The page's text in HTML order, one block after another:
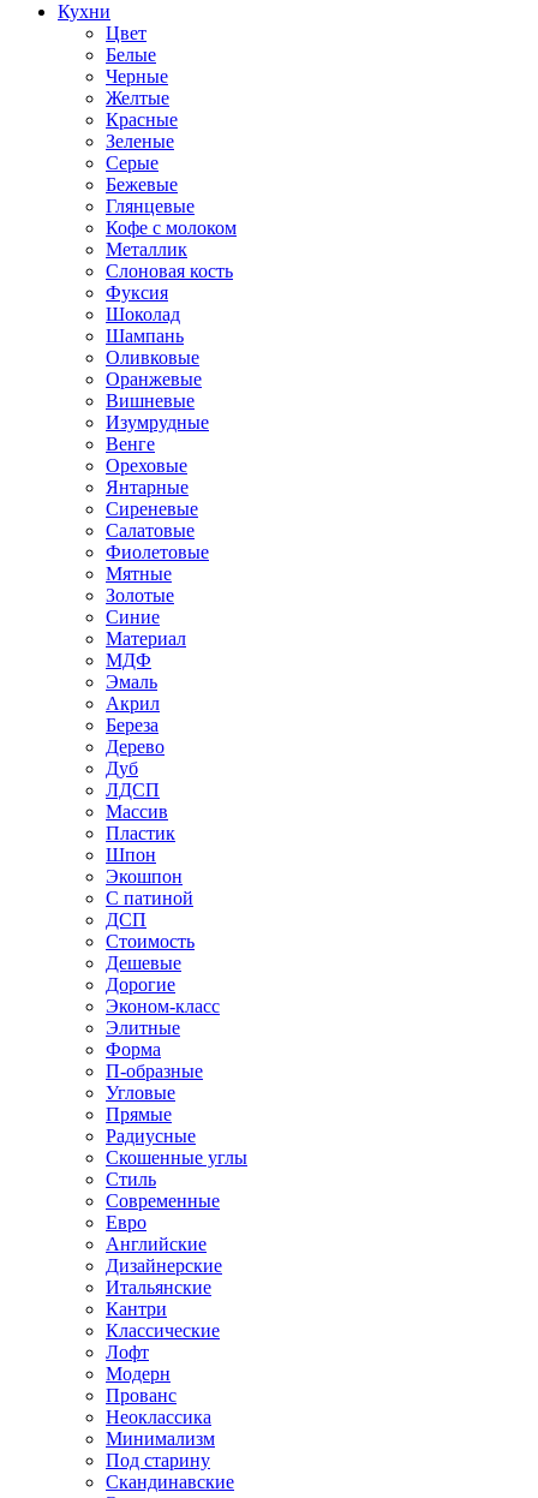
Кухни
Цвет
Белые
Черные
Желтые
Красные
Зеленые
Серые
Бежевые
Глянцевые
Кофе с молоком
Металлик
Слоновая кость
Фуксия
Шоколад
Шампань
Оливковые
Оранжевые
Вишневые
Изумрудные
Венге
Ореховые
Янтарные
Сиреневые
Салатовые
Фиолетовые
Мятные
Золотые
Синие
Материал
МДФ
Эмаль
Акрил
Береза
Дерево
Дуб
ЛДСП
Массив
Пластик
Шпон
Экошпон
С патиной
ДСП
Стоимость
Дешевые
Дорогие
Эконом-класс
Элитные
Форма
П-образные
Угловые
Прямые
Радиусные
Скошенные углы
Стиль
Современные
Евро
Английские
Дизайнерские
Итальянские
Кантри
Классические
Лофт
Модерн
Прованс
Неоклассика
Минимализм
Под старину
Скандинавские